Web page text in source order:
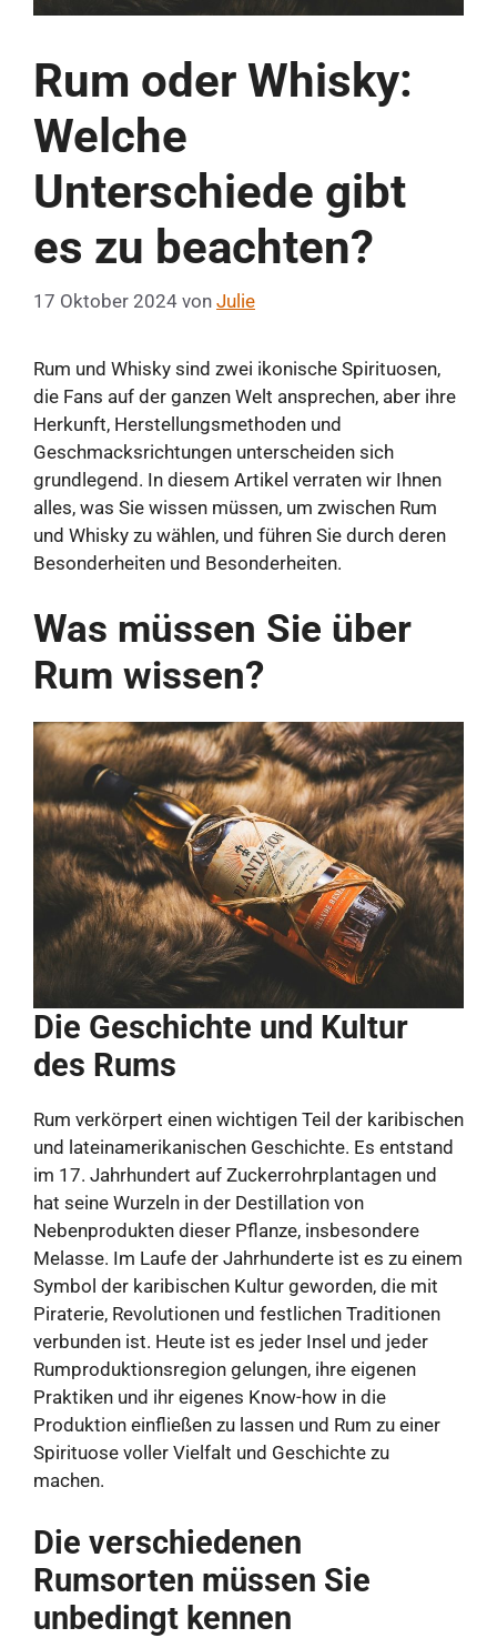
Rum oder Whisky:
Welche
Unterschiede gibt
es zu beachten?
17 Oktober 2024 von Julie
Rum und Whisky sind zwei ikonische Spirituosen,
die Fans auf der ganzen Welt ansprechen, aber ihre
Herkunft, Herstellungsmethoden und
Geschmacksrichtungen unterscheiden sich
grundlegend. In diesem Artikel verraten wir Ihnen
alles, was Sie wissen müssen, um zwischen Rum
und Whisky zu wählen, und führen Sie durch deren
Besonderheiten und Besonderheiten.
Was müssen Sie über
Rum wissen?
Die Geschichte und Kultur
des Rums
Rum verkörpert einen wichtigen Teil der karibischen
und lateinamerikanischen Geschichte. Es entstand
im 17. Jahrhundert auf Zuckerrohrplantagen und
hat seine Wurzeln in der Destillation von
Nebenprodukten dieser Pflanze, insbesondere
Melasse. Im Laufe der Jahrhunderte ist es zu einem
Symbol der karibischen Kultur geworden, die mit
Piraterie, Revolutionen und festlichen Traditionen
verbunden ist. Heute ist es jeder Insel und jeder
Rumproduktionsregion gelungen, ihre eigenen
Praktiken und ihr eigenes Know-how in die
Produktion einfließen zu lassen und Rum zu einer
Spirituose voller Vielfalt und Geschichte zu
machen.
Die verschiedenen
Rumsorten müssen Sie
unbedingt kennen